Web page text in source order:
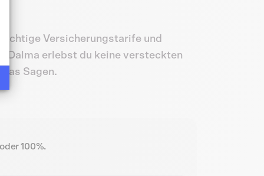
Versicherungstarife und
Dalma erlebst du keine versteckten
das Sagen.
100%.